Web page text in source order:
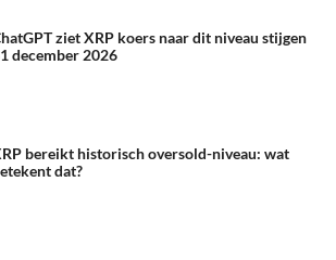
ziet XRP koers naar dit niveau stijgen
december 2026
bereikt historisch oversold-niveau: wat
dat?